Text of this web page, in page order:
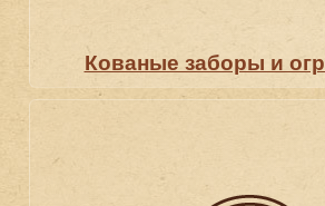
Кованые заборы и